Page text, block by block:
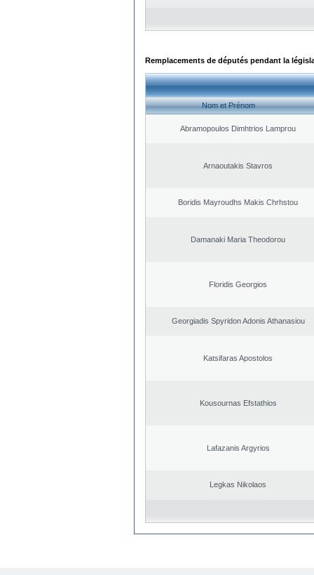
Remplacements de députés pendant la
Nom et Prénom
Abramopoulos Dimhtrios Lamprou
Arnaoutakis Stavros
Boridis Mayroudhs Makis Chrhstou
Damanaki Maria Theodorou
Floridis Georgios
Georgiadis Spyridon Adonis Athanasiou
Katsifaras Apostolos
Kousournas Efstathios
Lafazanis Argyrios
Legkas Nikolaos